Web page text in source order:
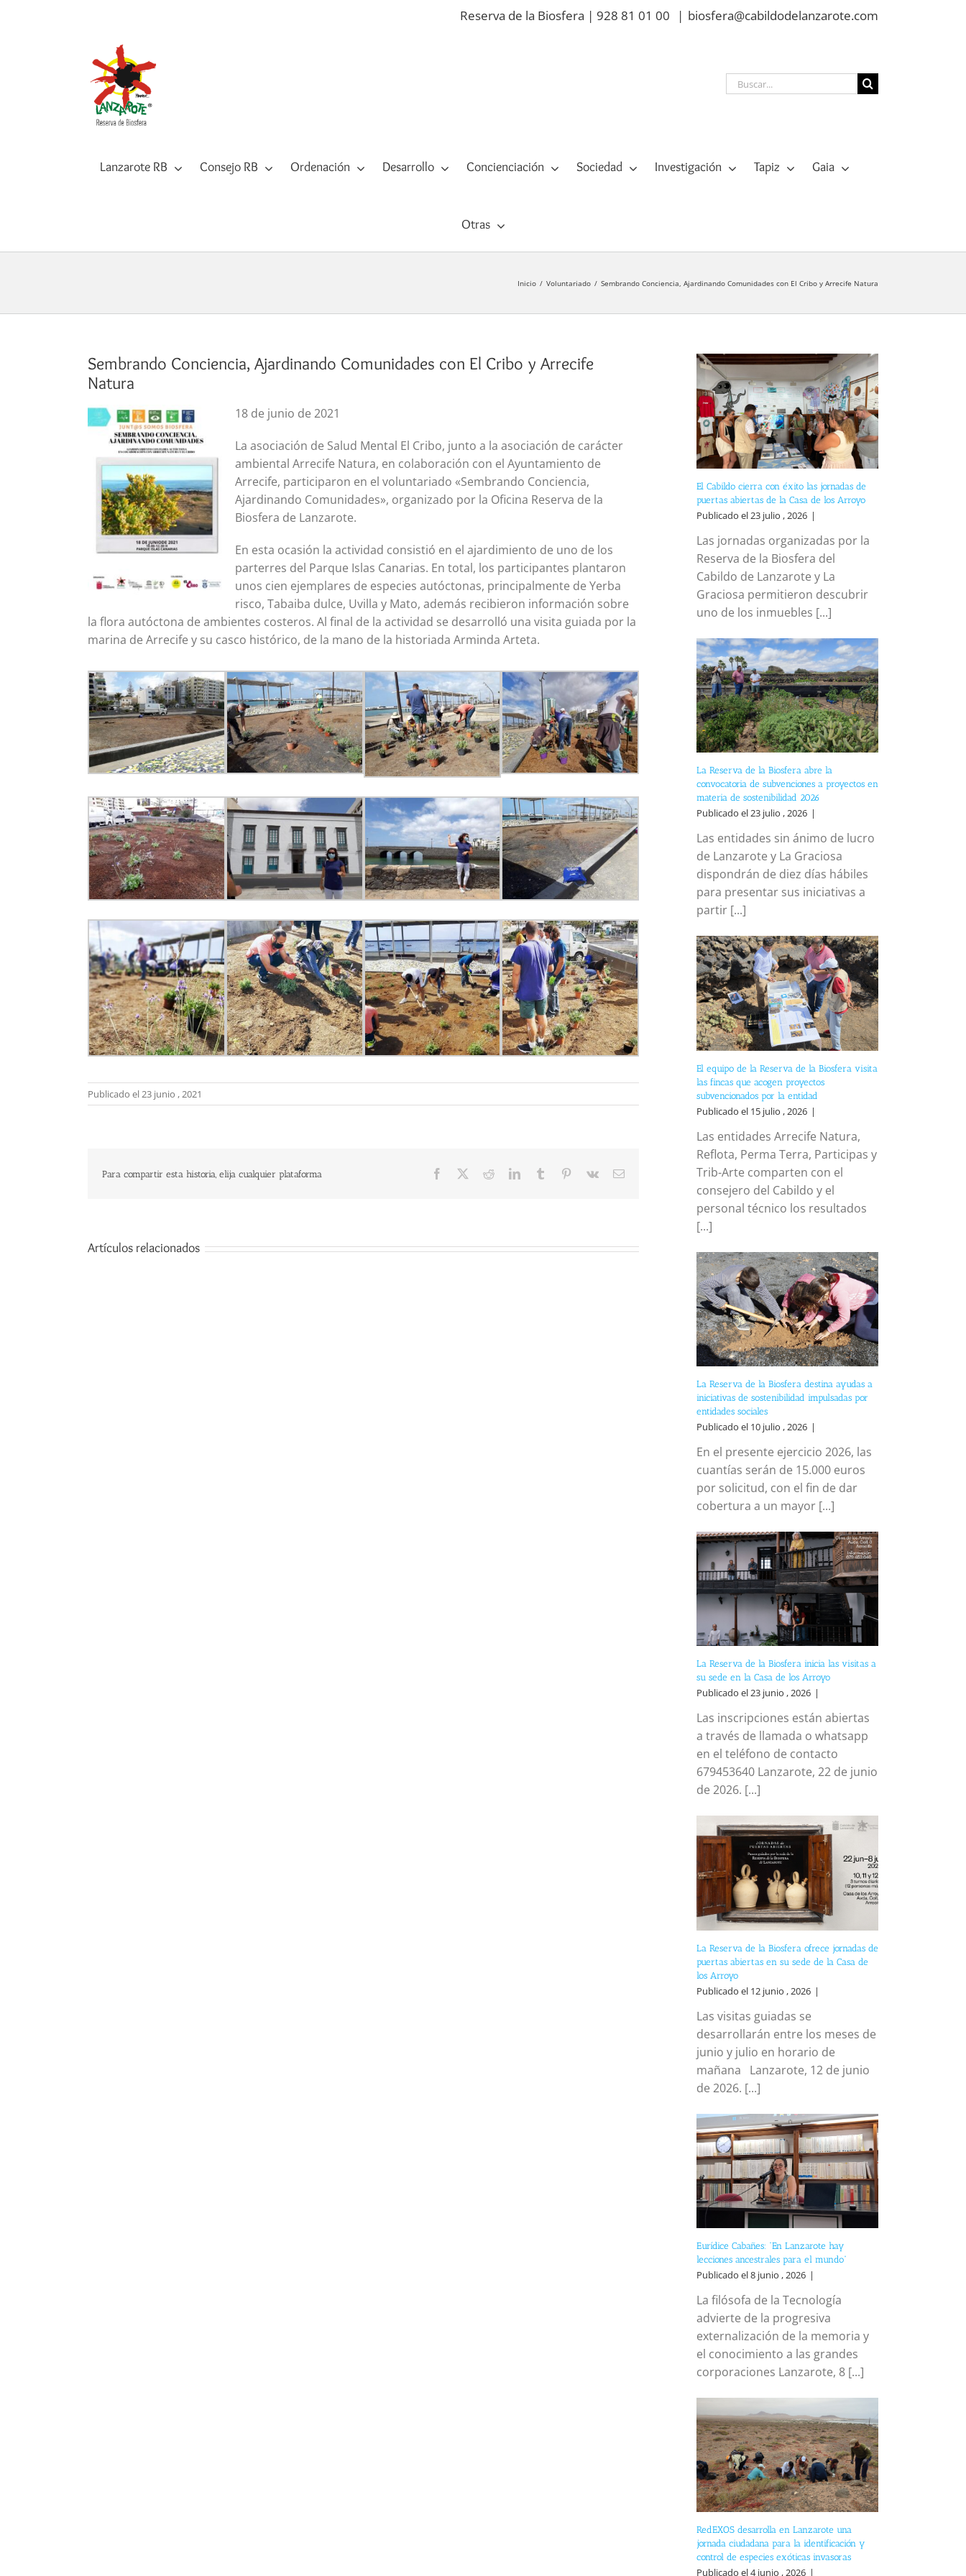
Reserva de la Biosfera | 928 81 01 00 | biosfera@cabildodelanzarote.com
Buscar:
Lanzarote RB Consejo RB Ordenación Desarrollo Concienciación Sociedad Investigación Tapiz Gaia
Otras
Inicio Voluntariado Sembrando Conciencia, Ajardinando Comunidades con El Cribo y Arrecife Natura
Sembrando Conciencia, Ajardinando Comunidades con El Cribo y Arrecife
Natura
18 de junio de 2021
La asociación de Salud Mental El Cribo, junto a la asociación de carácter
ambiental Arrecife Natura, en colaboración con el Ayuntamiento de
Arrecife, participaron en el voluntariado «Sembrando Conciencia,
Ajardinando Comunidades», organizado por la Oficina Reserva de la
Biosfera de Lanzarote.
En esta ocasión la actividad consistió en el ajardimiento de uno de los
parterres del Parque Islas Canarias. En total, los participantes plantaron
unos cien ejemplares de especies autóctonas, principalmente de Yerba
risco, Tabaiba dulce, Uvilla y Mato, además recibieron información sobre
la flora autóctona de ambientes costeros. Al final de la actividad se desarrolló una visita guiada por la
marina de Arrecife y su casco histórico, de la mano de la historiada Arminda Arteta.
Publicado el 23 junio , 2021
Para compartir esta historia, elija cualquier plataforma Facebook RedditLinkedInTumblr Pinterest
Vk
Correo
Artículos relacionados
El Cabildo cierra con éxito las jornadas de
puertas abiertas de la Casa de los Arroyo
Publicado el 23 julio , 2026 |
Las jornadas organizadas por la
Reserva de la Biosfera del
Cabildo de Lanzarote y La
Graciosa permitieron descubrir
uno de los inmuebles [...]
La Reserva de la Biosfera abre la
convocatoria de subvenciones a proyectos en
materia de sostenibilidad 2026
Publicado el 23 julio , 2026 |
Las entidades sin ánimo de lucro
de Lanzarote y La Graciosa
dispondrán de diez días hábiles
para presentar sus iniciativas a
partir [...]
El equipo de la Reserva de la Biosfera visita
las fincas que acogen proyectos
subvencionados por la entidad
Publicado el 15 julio , 2026 |
Las entidades Arrecife Natura,
Reflota, Perma Terra, Participas y
Trib-Arte comparten con el
consejero del Cabildo y el
personal técnico los resultados
[...]
La Reserva de la Biosfera destina ayudas a
iniciativas de sostenibilidad impulsadas por
entidades sociales
Publicado el 10 julio , 2026 |
En el presente ejercicio 2026, las
cuantías serán de 15.000 euros
por solicitud, con el fin de dar
cobertura a un mayor [...]
La Reserva de la Biosfera inicia las visitas a
su sede en la Casa de los Arroyo
Publicado el 23 junio , 2026 |
Las inscripciones están abiertas
a través de llamada o whatsapp
en el teléfono de contacto
679453640 Lanzarote, 22 de junio
de 2026. [...]
La Reserva de la Biosfera ofrece jornadas de
puertas abiertas en su sede de la Casa de
los Arroyo
Publicado el 12 junio , 2026 |
Las visitas guiadas se
desarrollarán entre los meses de
junio y julio en horario de
mañana Lanzarote, 12 de junio
de 2026. [...]
Eurídice Cabañes: “En Lanzarote hay
lecciones ancestrales para el mundo”
Publicado el 8 junio , 2026 |
La filósofa de la Tecnología
advierte de la progresiva
externalización de la memoria y
el conocimiento a las grandes
corporaciones Lanzarote, 8 [...]
RedEXOS desarrolla en Lanzarote una
jornada ciudadana para la identificación y
control de especies exóticas invasoras
Publicado el 4 junio , 2026 |